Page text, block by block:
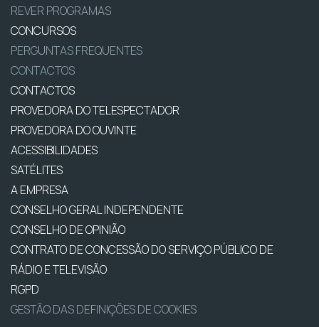
REVER PROGRAMAS
CONCURSOS
PERGUNTAS FREQUENTES
CONTACTOS
CONTACTOS
PROVEDORA DO TELESPECTADOR
PROVEDORA DO OUVINTE
ACESSIBILIDADES
SATÉLITES
A EMPRESA
CONSELHO GERAL INDEPENDENTE
CONSELHO DE OPINIÃO
CONTRATO DE CONCESSÃO DO SERVIÇO PÚBLICO DE
RÁDIO E TELEVISÃO
RGPD
GESTÃO DAS DEFINIÇÕES DE COOKIES